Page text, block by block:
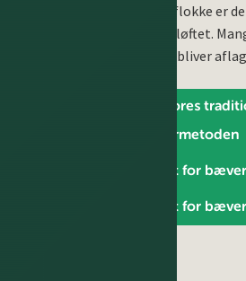
lederne i troppen. I mange flokke er
for, hvordan man aflægger løftet.
fuldmånemøde, hvor løftet bliver
Læs mere om vores
spejdermetoden
Download mærkeplakat for
Download mærkeplakat for